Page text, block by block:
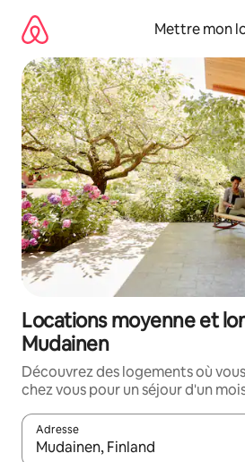
directement
contenu
Mettre mon
Locations moyenne et
Mudainen
Découvrez des logements où
chez vous pour un séjour d'un
Adresse
Lorsque les résultats s'affichent,